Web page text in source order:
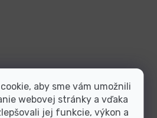
aby sme vám umožnili
webovej stránky a vďaka
jej funkcie, výkon a